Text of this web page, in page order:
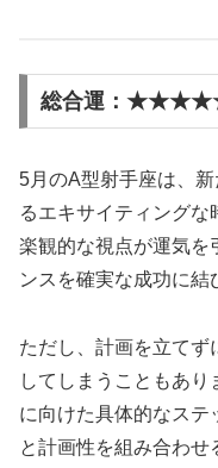
総合運：
5月のA型射手座は、
るエキサイティング
楽観的な視点が運気を
ンスを確実な成功に結
ただし、計画を立てず
してしまうこともあ
に向けた具体的なステ
と計画性を組み合わせ